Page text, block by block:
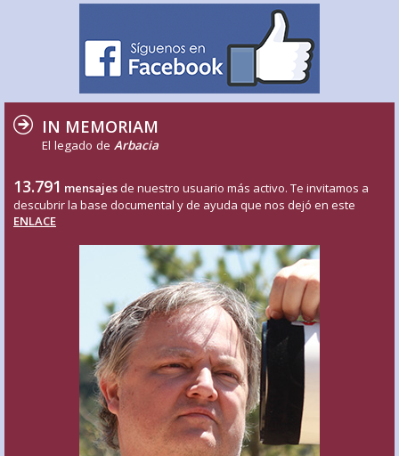
IN MEMORIAM
El legado de Arbacia
13.791 mensajes de nuestro usuario más activo. Te invitamos a
descubrir la base documental y de ayuda que nos dejó en este
ENLACE